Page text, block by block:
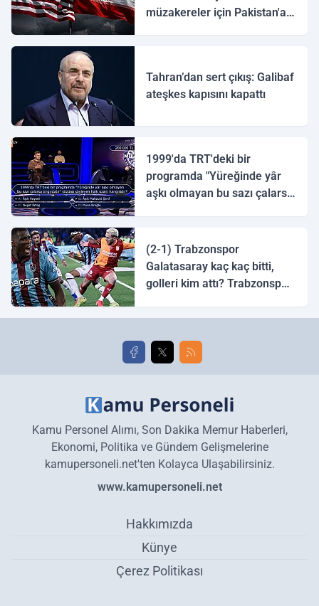
müzakereler için Pakistan'a
Tahran’dan sert çıkış: Galibaf
ateşkes kapısını kapattı
1999'da TRT'deki bir
programda "Yüreğinde yâr
aşkı olmayan bu sazı çalarsa
(2-1) Trabzonspor
Galatasaray kaç kaç bitti,
golleri kim attı? Trabzonspor
golleri!
Kamu Personel Alımı, Son Dakika Memur Haberleri,
Ekonomi, Politika ve Gündem Gelişmelerine
kamupersoneli.net'ten Kolayca Ulaşabilirsiniz.
www.kamupersoneli.net
Hakkımızda
Künye
Çerez Politikası